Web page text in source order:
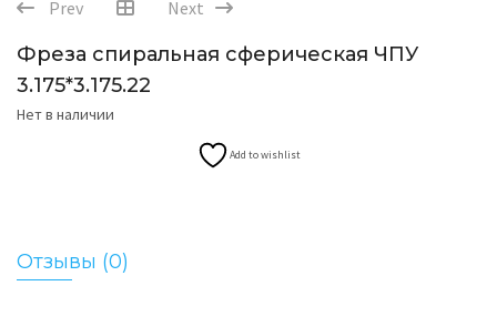
Prev Next
Фреза спиральная сферическая ЧПУ
3.175*3.175.22
Нет в наличии
Add to wishlist
Отзывы (0)